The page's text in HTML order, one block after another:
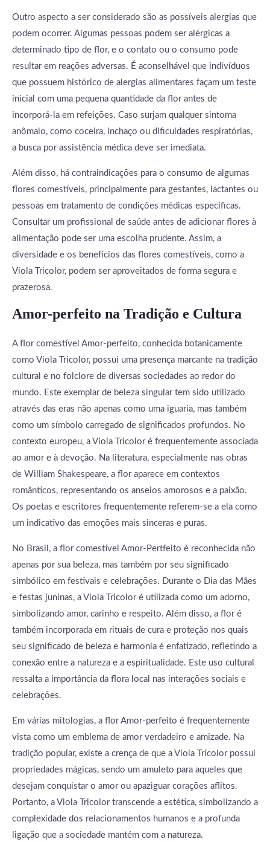
Outro aspecto a ser considerado são as possíveis alergias que
podem ocorrer. Algumas pessoas podem ser alérgicas a
determinado tipo de flor, e o contato ou o consumo pode
resultar em reações adversas. É aconselhável que indivíduos
que possuem histórico de alergias alimentares façam um teste
inicial com uma pequena quantidade da flor antes de
incorporá-la em refeições. Caso surjam qualquer sintoma
anômalo, como coceira, inchaço ou dificuldades respiratórias,
a busca por assistência médica deve ser imediata.
Além disso, há contraindicações para o consumo de algumas
flores comestíveis, principalmente para gestantes, lactantes ou
pessoas em tratamento de condições médicas específicas.
Consultar um profissional de saúde antes de adicionar flores à
alimentação pode ser uma escolha prudente. Assim, a
diversidade e os benefícios das flores comestíveis, como a
Viola Tricolor, podem ser aproveitados de forma segura e
prazerosa.
Amor-perfeito na Tradição e Cultura
A flor comestível Amor-perfeito, conhecida botanicamente
como Viola Tricolor, possui uma presença marcante na tradição
cultural e no folclore de diversas sociedades ao redor do
mundo. Este exemplar de beleza singular tem sido utilizado
através das eras não apenas como uma iguaria, mas também
como um símbolo carregado de significados profundos. No
contexto europeu, a Viola Tricolor é frequentemente associada
ao amor e à devoção. Na literatura, especialmente nas obras
de William Shakespeare, a flor aparece em contextos
românticos, representando os anseios amorosos e a paixão.
Os poetas e escritores frequentemente referem-se a ela como
um indicativo das emoções mais sinceras e puras.
No Brasil, a flor comestível Amor-Pertfeito é reconhecida não
apenas por sua beleza, mas também por seu significado
simbólico em festivais e celebrações. Durante o Dia das Mães
e festas juninas, a Viola Tricolor é utilizada como um adorno,
simbolizando amor, carinho e respeito. Além disso, a flor é
também incorporada em rituais de cura e proteção nos quais
seu significado de beleza e harmonia é enfatizado, refletindo a
conexão entre a natureza e a espiritualidade. Este uso cultural
ressalta a importância da flora local nas interações sociais e
celebrações.
Em várias mitologias, a flor Amor-perfeito é frequentemente
vista como um emblema de amor verdadeiro e amizade. Na
tradição popular, existe a crença de que a Viola Tricolor possui
propriedades mágicas, sendo um amuleto para aqueles que
desejam conquistar o amor ou apaziguar corações aflitos.
Portanto, a Viola Tricolor transcende a estética, simbolizando a
complexidade dos relacionamentos humanos e a profunda
ligação que a sociedade mantém com a natureza.